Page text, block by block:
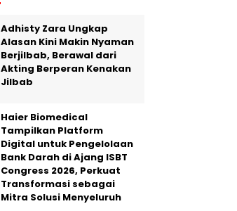
Adhisty Zara Ungkap
Alasan Kini Makin Nyaman
Berjilbab, Berawal dari
Akting Berperan Kenakan
Jilbab
Haier Biomedical
Tampilkan Platform
Digital untuk Pengelolaan
Bank Darah di Ajang ISBT
Congress 2026, Perkuat
Transformasi sebagai
Mitra Solusi Menyeluruh